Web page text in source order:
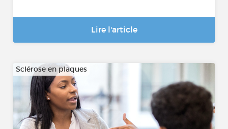
Lire l'article
Sclérose en plaques